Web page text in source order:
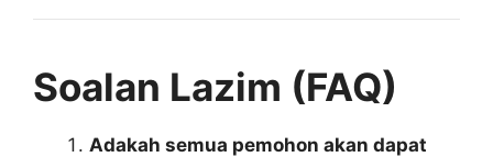
Soalan Lazim (FAQ)
Adakah semua pemohon akan dapat